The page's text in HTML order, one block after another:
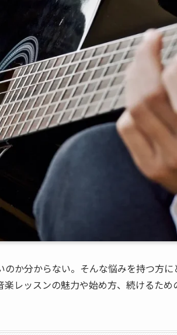
か分からない。そんな悩みを持つ方
レッスンの魅力や始め方、続けるため